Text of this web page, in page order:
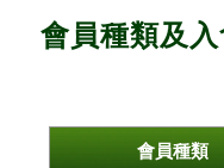
會員種類及
會員種類